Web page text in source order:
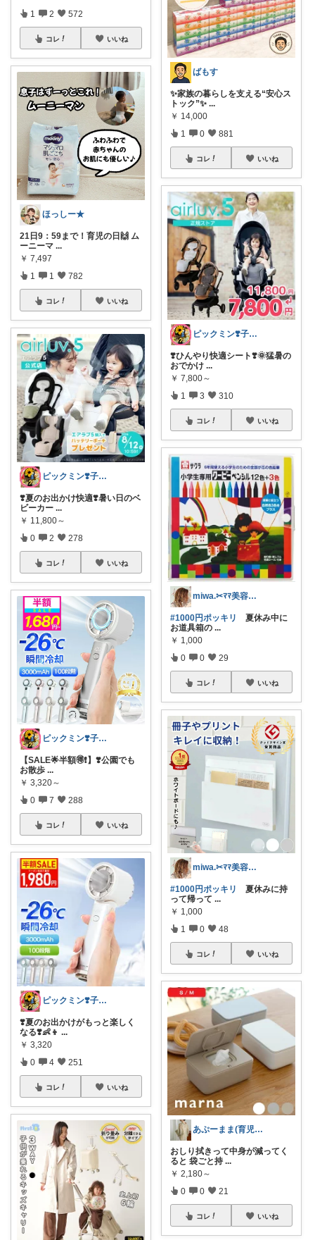
1 2 572
コレ いいね
ほっしー★
21日9：59まで！育児の日🙌 ム
ーニーマ ...
￥ 7,497
1 1 782
コレ いいね
ピックミン❣️子育てパパママ応援グッズ
❣️夏のお出かけ快適❣️暑い日のベ
ビーカー ...
￥ 11,800～
0 2 278
コレ いいね
ピックミン❣️子育てパパママ応援グッズ
【SALE🌟半額🉐❗️】❣️公園でも
お散歩 ...
￥ 3,320～
0 7 288
コレ いいね
ピックミン❣️子育てパパママ応援グッズ
❣️夏のお出かけがもっと楽しく
なる❣️👶👦 ...
￥ 3,320
0 4 251
コレ いいね
ばもす
✨家族の暮らしを支える“安心ス
トック”✨ ...
￥ 14,000
1 0 881
コレ いいね
ピックミン❣️子育てパパママ応援グッズ
❣️ひんやり快適シート❣️🌞猛暑の
おでかけ ...
￥ 7,800～
1 3 310
コレ いいね
miwa.✂︎ﾏﾏ美容師💎
#1000円ポッキリ
夏休み中に
お道具箱の ...
￥ 1,000
0 0 29
コレ いいね
miwa.✂︎ﾏﾏ美容師💎
#1000円ポッキリ
夏休みに持
って帰って ...
￥ 1,000
1 0 48
コレ いいね
あぷーまま(育児グッズ×ママグッズ)
おしり拭きって中身が減ってく
ると 袋ごと持 ...
￥ 2,180～
0 0 21
コレ いいね